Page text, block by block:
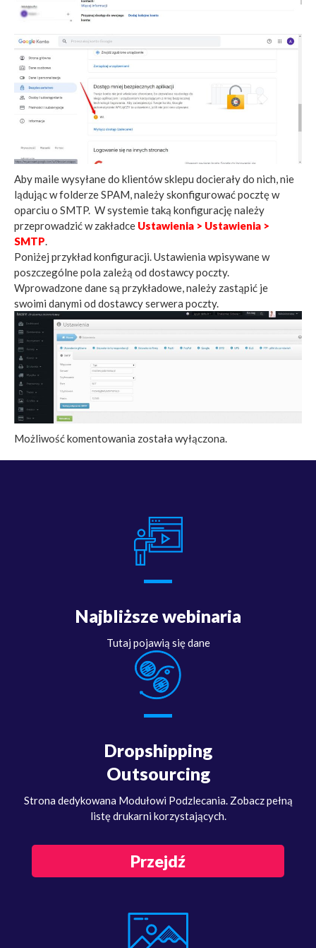
Aby maile wysyłane do klientów sklepu docierały do nich, nie
lądując w folderze SPAM, należy skonfigurować pocztę w
oparciu o SMTP. W systemie taką konfigurację należy
przeprowadzić w zakładce Ustawienia > Ustawienia >
SMTP.
Poniżej przykład konfiguracji. Ustawienia wpisywane w
poszczególne pola zależą od dostawcy poczty.
Wprowadzone dane są przykładowe, należy zastąpić je
swoimi danymi od dostawcy serwera poczty.
Możliwość komentowania została wyłączona.
Najbliższe webinaria
Tutaj pojawią się dane
Dropshipping
Outsourcing
Strona dedykowana Modułowi Podzlecania. Zobacz pełną
listę drukarni korzystających.
Przejdź